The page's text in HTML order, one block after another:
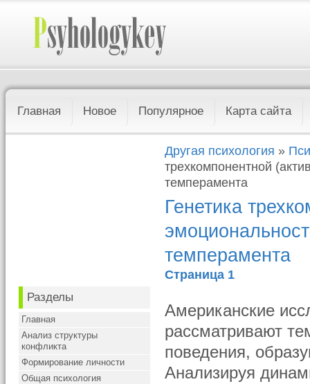
Главная Новое Популярное Карта сайта
Разделы
Главная
Анализ структуры
конфликта
Формирование личности
Общая психология
Другая психология »
трехкомпонентной
темперамента
Генетика
темперамента
Страница 1
Американские
рассматривают
поведения,
Анализируя